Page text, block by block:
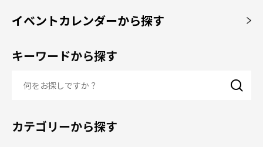
イベントカレンダーから探す
キーワードから探す
カテゴリーから探す